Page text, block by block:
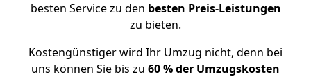
besten Service zu den besten Preis-Leistungen
zu bieten.
Kostengünstiger wird Ihr Umzug nicht, denn bei
uns können Sie bis zu 60 % der Umzugskosten